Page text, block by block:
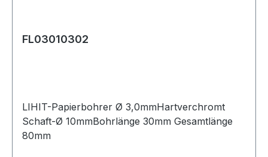
FL03010302
LIHIT-Papierbohrer Ø 3,0mmHartverchromt
Schaft-Ø 10mmBohrlänge 30mm Gesamtlänge
80mm